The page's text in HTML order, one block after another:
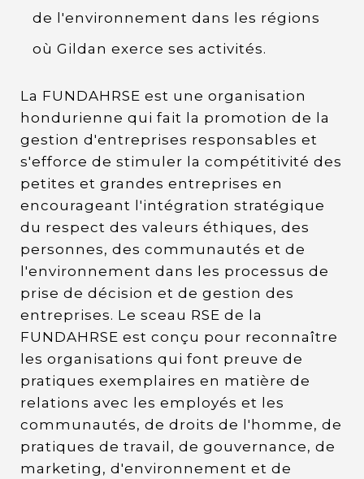
de l'environnement dans les régions
où Gildan exerce ses activités.
La FUNDAHRSE est une organisation
hondurienne qui fait la promotion de la
gestion d'entreprises responsables et
s'efforce de stimuler la compétitivité des
petites et grandes entreprises en
encourageant l'intégration stratégique
du respect des valeurs éthiques, des
personnes, des communautés et de
l'environnement dans les processus de
prise de décision et de gestion des
entreprises. Le sceau RSE de la
FUNDAHRSE est conçu pour reconnaître
les organisations qui font preuve de
pratiques exemplaires en matière de
relations avec les employés et les
communautés, de droits de l'homme, de
pratiques de travail, de gouvernance, de
marketing, d'environnement et de